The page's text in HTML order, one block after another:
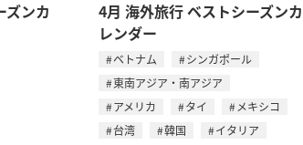
ズンカ
4月 海外旅行 ベストシーズンカ
レンダー
ベトナム
シンガポール
東南アジア・南アジア
アメリカ
タイ
メキシコ
台湾
韓国
イタリア